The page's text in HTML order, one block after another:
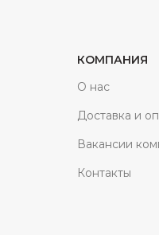
КОМПАНИЯ
О нас
Доставка и
Вакансии
Контакты